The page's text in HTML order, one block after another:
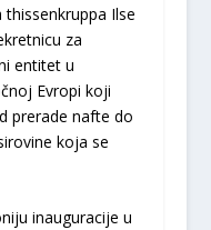
Ilse
za
entitet u
Evropi koji
prerade nafte do
koja se
inauguracije u